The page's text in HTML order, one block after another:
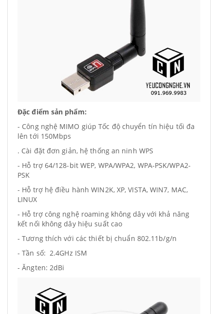
Đặc điểm sản phẩm:
- Công nghệ MIMO giúp Tốc độ chuyển tín hiệu tối đa
lên tới 150Mbps
. Cài đặt đơn giản, hệ thống an ninh WPS
- Hỗ trợ 64/128-bit WEP, WPA/WPA2, WPA-PSK/WPA2-
PSK
- Hỗ trợ hệ điều hành WIN2K, XP, VISTA, WIN7, MAC,
LINUX
- Hỗ trợ công nghệ roaming không dây với khả năng
kết nối không dây hiệu suất cao
- Tương thích với các thiết bị chuẩn 802.11b/g/n
- Tần số: 2.4GHz ISM
- Ăngten: 2dBi